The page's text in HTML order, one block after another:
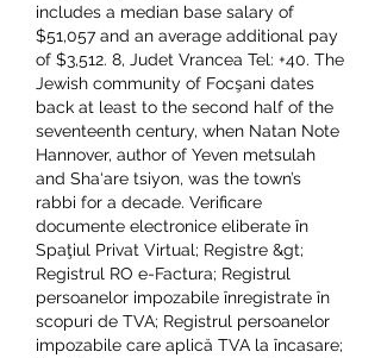
includes a median base salary of
$51,057 and an average additional pay
of $3,512. 8, Judet Vrancea Tel: +40. The
Jewish community of Focşani dates
back at least to the second half of the
seventeenth century, when Natan Note
Hannover, author of Yeven metsulah
and Sha‘are tsiyon, was the town’s
rabbi for a decade. Verificare
documente electronice eliberate în
Spaţiul Privat Virtual; Registre &gt;
Registrul RO e-Factura; Registrul
persoanelor impozabile înregistrate în
scopuri de TVA; Registrul persoanelor
impozabile care aplică TVA la încasare;